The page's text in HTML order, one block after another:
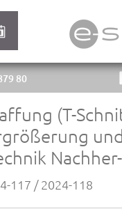
80
(T-
117 / 2024-118